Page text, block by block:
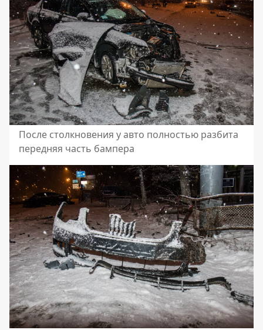
После столкновения у авто полностью разбита
передняя часть бампера